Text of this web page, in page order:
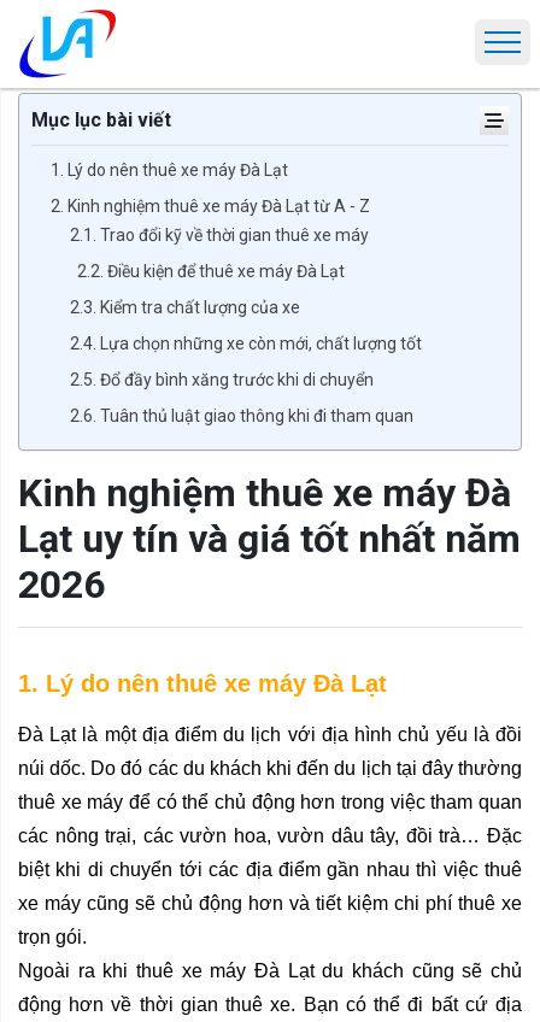
Trang chủ Kinh nghiệm thuê xe máy Đà Lạt uy tín và giá
Mục lục bài viết
1. Lý do nên thuê xe máy Đà Lạt
2. Kinh nghiệm thuê xe máy Đà Lạt từ A - Z
2.1. Trao đổi kỹ về thời gian thuê xe máy
2.2. Điều kiện để thuê xe máy Đà Lạt
2.3. Kiểm tra chất lượng của xe
2.4. Lựa chọn những xe còn mới, chất lượng tốt
2.5. Đổ đầy bình xăng trước khi di chuyển
2.6. Tuân thủ luật giao thông khi đi tham quan
Kinh nghiệm thuê xe máy Đà
Lạt uy tín và giá tốt nhất năm
2026
1. Lý do nên thuê xe máy Đà Lạt
Đà Lạt là một địa điểm du lịch với địa hình chủ yếu là đồi
núi dốc. Do đó các du khách khi đến du lịch tại đây thường
thuê xe máy để có thể chủ động hơn trong việc tham quan
các nông trại, các vườn hoa, vườn dâu tây, đồi trà… Đặc
biệt khi di chuyển tới các địa điểm gần nhau thì việc thuê
xe máy cũng sẽ chủ động hơn và tiết kiệm chi phí thuê xe
trọn gói.
Ngoài ra khi thuê xe máy Đà Lạt du khách cũng sẽ chủ
động hơn về thời gian thuê xe. Bạn có thể đi bất cứ địa